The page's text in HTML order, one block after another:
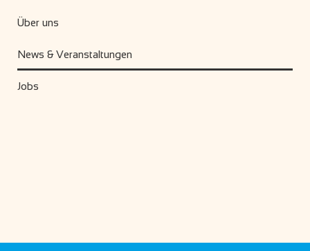
Über uns
News & Veranstaltungen
Jobs